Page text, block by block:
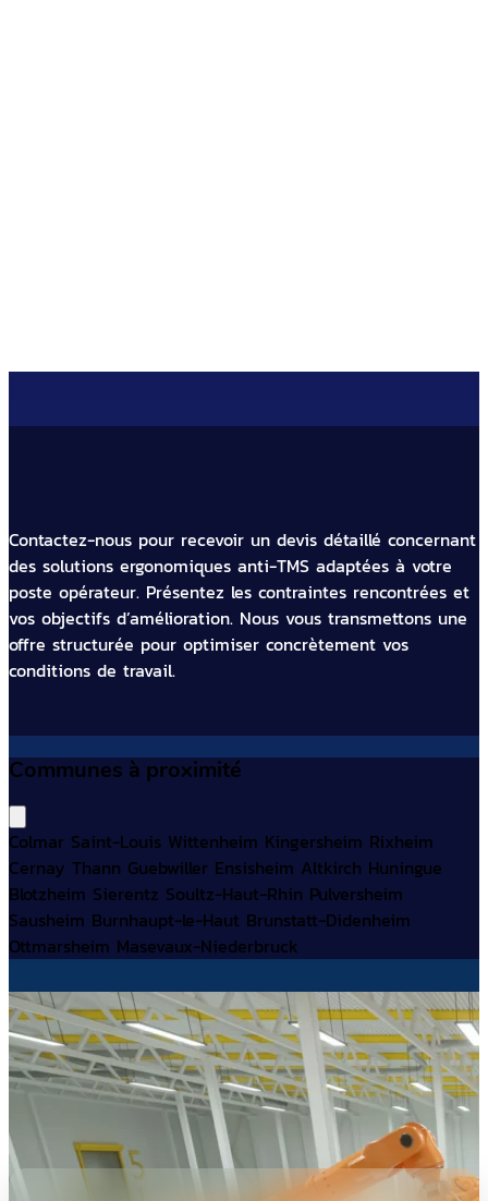
Contactez-nous pour recevoir un devis détaillé concernant
des solutions ergonomiques anti-TMS adaptées à votre
poste opérateur. Présentez les contraintes rencontrées et
vos objectifs d’amélioration. Nous vous transmettons une
offre structurée pour optimiser concrètement vos
conditions de travail.
Communes à proximité
Colmar Saint-Louis Wittenheim Kingersheim Rixheim
Cernay Thann Guebwiller Ensisheim Altkirch Huningue
Blotzheim Sierentz Soultz-Haut-Rhin Pulversheim
Sausheim Burnhaupt-le-Haut Brunstatt-Didenheim
Ottmarsheim Masevaux-Niederbruck